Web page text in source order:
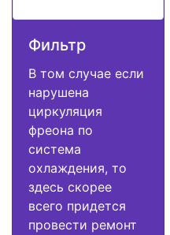
Фильтр
В том случае если
нарушена
циркуляция
фреона по
система
охлаждения, то
здесь скорее
всего придется
провести ремонт